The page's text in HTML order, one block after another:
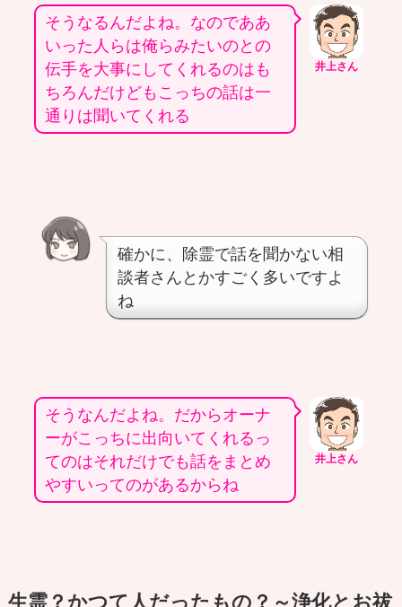
井上さん
そうなるんだよね。なのでああ
いった人らは俺らみたいのとの
伝手を大事にしてくれるのはも
ちろんだけどもこっちの話は一
通りは聞いてくれる
確かに、除霊で話を聞かない相
談者さんとかすごく多いですよ
ね
井上さん
そうなんだよね。だからオーナ
ーがこっちに出向いてくれるっ
てのはそれだけでも話をまとめ
やすいってのがあるからね